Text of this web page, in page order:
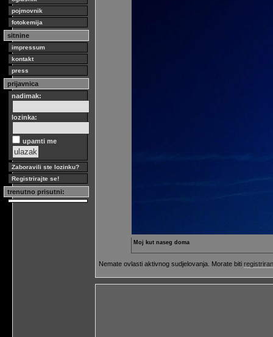
pojmovnik
fotokemija
sitnine
impressum
kontakt
press
prijavnica
nadimak:
lozinka:
upamti me
Zaboravili ste lozinku?
Registrirajte se!
trenutno prisutni:
Moj kut naseg doma
Nemate ovlasti aktivnog sudjelovanja. Morate biti